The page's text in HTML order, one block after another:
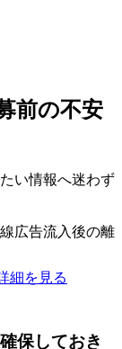
前の不安
い情報へ迷わず
広告流入後の離
細を見る
保しておき